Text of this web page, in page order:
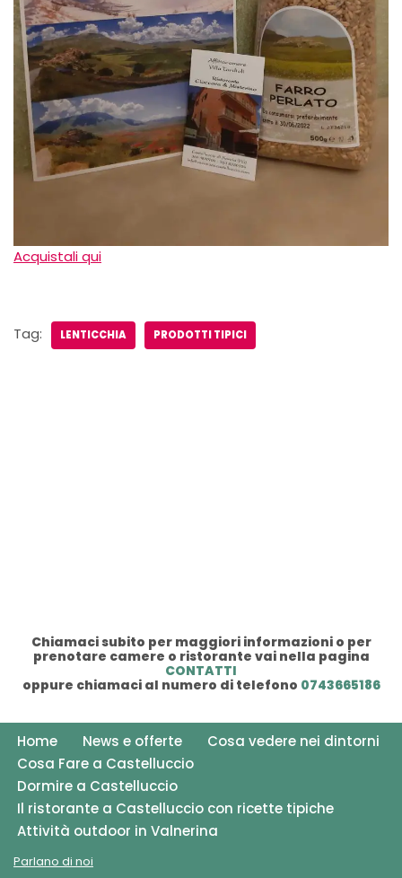
Acquistali qui
Tag: LENTICCHIA PRODOTTI TIPICI
Chiamaci subito per maggiori informazioni o per
prenotare camere o ristorante vai nella pagina
CONTATTI
oppure chiamaci al numero di telefono 0743665186
Home News e offerte
Cosa vedere nei dintorni
Cosa Fare a Castelluccio
Dormire a Castelluccio
Il ristorante a Castelluccio con ricette tipiche
Attività outdoor in Valnerina
Parlano di noi